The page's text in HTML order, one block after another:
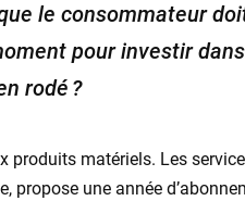
le consommateur
pour investir
rodé ?
produits matériels. Les
propose une année